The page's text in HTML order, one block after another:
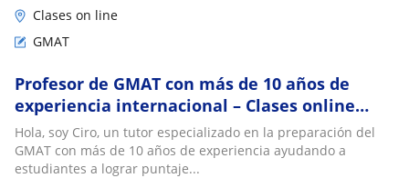
Clases on line
GMAT
Profesor de GMAT con más de 10 años de
experiencia internacional – Clases online
enfocadas en estrategia y resultados
Hola, soy Ciro, un tutor especializado en la preparación del
GMAT con más de 10 años de experiencia ayudando a
estudiantes a lograr puntaje...